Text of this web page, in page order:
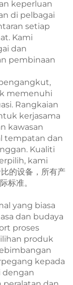
keperluan
di pelbagai
setiap
Kami
dan
pembinaan
memenuhi
Rangkaian
kerjasama
kawasan
tempatan dan
Kualiti
kami
的设备，所有产
标准。
yang biasa
dan budaya
proses
produk
kepada
dengan